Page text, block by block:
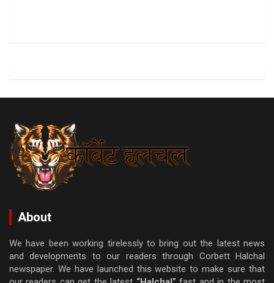
About
We have been working tirelessly to bring out the latest news
and developments to our readers through Corbett Halchal
newspaper. We have launched this website to make sure that